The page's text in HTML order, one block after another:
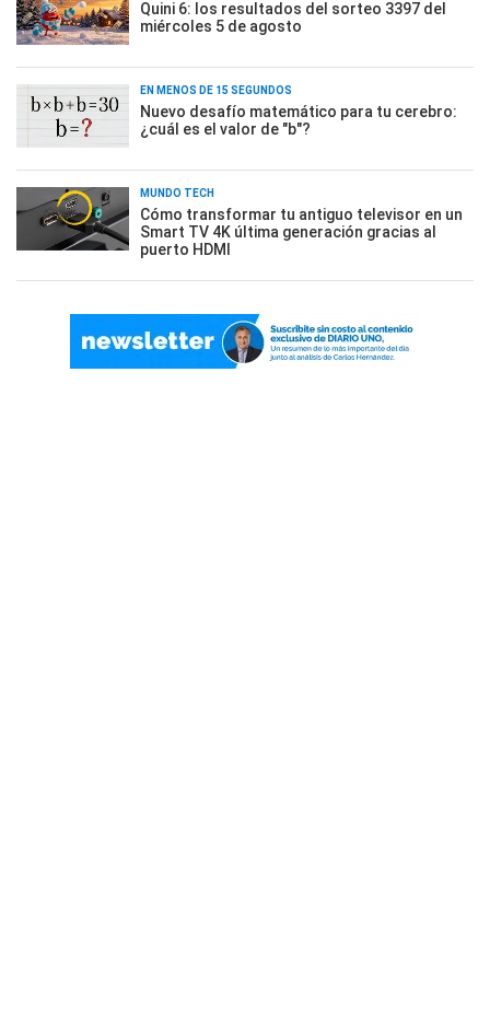
Quini 6: los resultados del sorteo 3397 del
miércoles 5 de agosto
EN MENOS DE 15 SEGUNDOS
Nuevo desafío matemático para tu cerebro:
¿cuál es el valor de "b"?
MUNDO TECH
Cómo transformar tu antiguo televisor en un
Smart TV 4K última generación gracias al
puerto HDMI